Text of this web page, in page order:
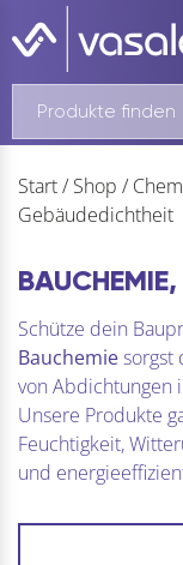
Start/ Shop /
Gebäudedichtheit
Schütze dein
Bauchemiesorgst
von Abdichtungen
Unsere Produkte
Feuchtigkeit,
und